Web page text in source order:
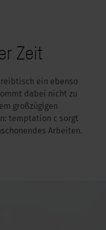
Zeit
ein ebenso
dabei nicht zu
großzügigen
temptation c sorgt
Arbeiten.